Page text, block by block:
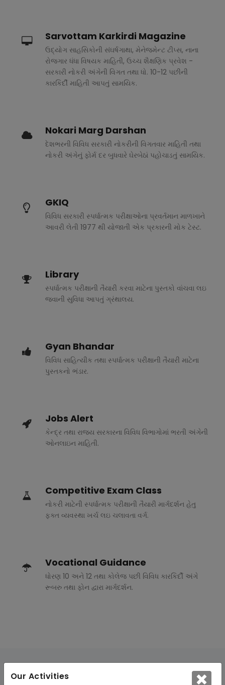
Our Activities
Sarvottam Karkirdi Magazine
ઉદ્યોગ સાહસિકોની સંઘર્ષગાથા, મેનેજમેન્ટ ટીપ્સ, નાના
રોજગાર ધંધા વિષયક માહિતી, ઉચ્ચ શૈક્ષણિક પ્રવેશ -
સરકારી નોકરી અંગેની વિગત તથા ધો. 10-12 પછીની
કારકિર્દી માહિતી આપતું સામયિક.
Nokari Marg Darshan
દેશભરની વિવિધ સરકારી નોકરીની વિગતવાર માહિતી તથા
નોકરી અંગેનું ફોર્મ દર બુધવારે ઘેરબેઠાં પહોચાડતું સામયિક.
GKIQ
વિવિધ સરકારી સ્પર્ધાત્મક પરીક્ષાઓના પ્રવર્તમાન માળખાને
આવરી લેતી 1977 થી યોજાતી એક પ્રકારની મોક ટેસ્ટ.
Library
સ્પર્ધાત્મક પરીક્ષાની તૈયારી કરવા માટેના પુસ્તકો વાંચવા લઇ
જવાની સુવિધા આપતું ગ્રંથાલય.
Gyan Bhandar
વિવિધ સાહિત્યીક તથા સ્પર્ધાત્મક પરીક્ષાની તૈયારી માટેના
પુસ્તકનો ભંડાર.
Jobs Alert
કેન્દ્ર તથા રાજ્ય સરકારના વિવિધ વિભાગોમાં ભરતી અંગેની
ઓનલાઇન માહિતી.
Competitive Exam Class
નોકરી માટેની સ્પર્ધાત્મક પરીક્ષાની તૈયારી માર્ગદર્શન હેતુ
ફક્ત વ્યવસ્થા ખર્ચ લઇ ચલાવતા વર્ગ.
Vocational Guidance
ધોરણ 10 અને 12 તથા કોલેજ પછી વિવિધ કારકિર્દી અંગે
રૂબરુ તથા ફોન દ્વારા માર્ગદર્શન.